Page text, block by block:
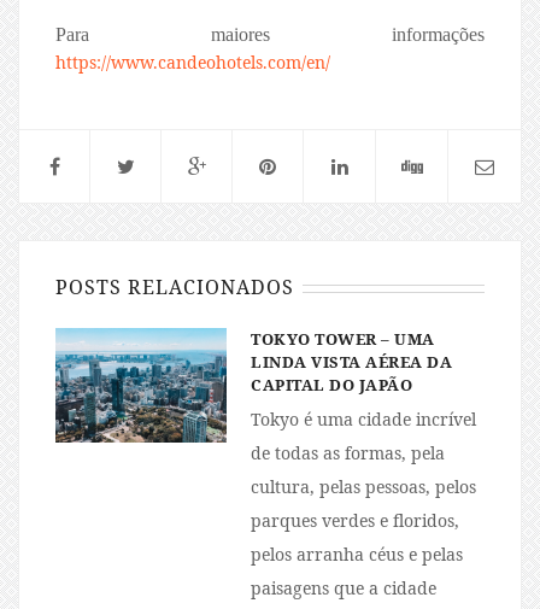
Para maiores informações
https://www.candeohotels.com/en/
POSTS RELACIONADOS
TOKYO TOWER – UMA
LINDA VISTA AÉREA DA
CAPITAL DO JAPÃO
Tokyo é uma cidade incrível
de todas as formas, pela
cultura, pelas pessoas, pelos
parques verdes e floridos,
pelos arranha céus e pelas
paisagens que a cidade